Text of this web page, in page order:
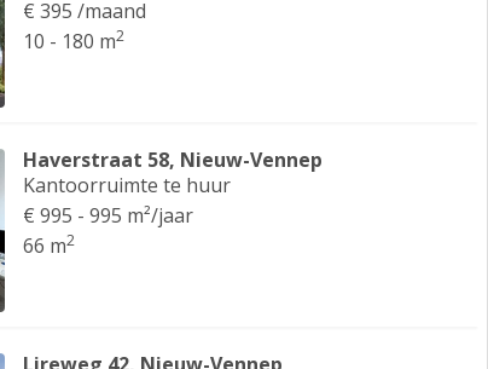
€ 395 /maand
10 - 180 m2
Haverstraat 58, Nieuw-Vennep
Kantoorruimte te huur
€ 995 - 995 m²/jaar
66 m2